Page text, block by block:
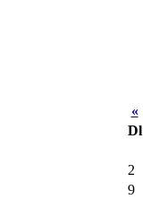
«
Dl
2
9